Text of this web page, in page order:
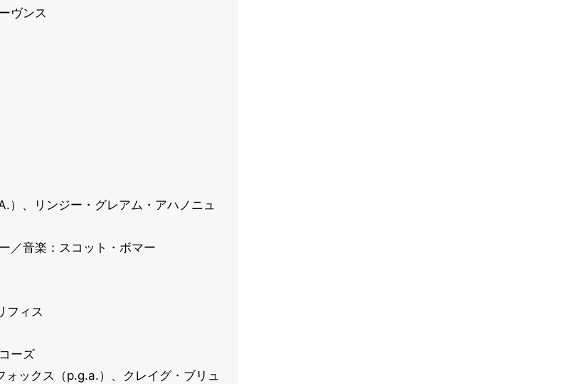
ヴンス
）、リンジー・グレアム・アハノニュ
／音楽：スコット・ボマー
フィス
ーズ
ックス（p.g.a.）、クレイグ・ブリュ